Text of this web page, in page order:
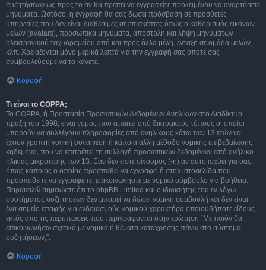
συζητήσεων ως προς το αν θα πρέπει να εγγραφείτε προκειμένου να αναρτήσετε
μηνύματα. Ωστόσο, η εγγραφή θα σας δώσει πρόσβαση σε πρόσθετες
υπηρεσίες που δεν είναι διαθέσιμες σε επισκέπτες όπως ο καθορισμός εικόνων
μελών (avatars), προσωπικά μηνύματα, αποστολή και λήψη μηνυμάτων
ηλεκτρονικού ταχυδρομείου από και προς άλλα μέλη, ένταξη σε ομάδα μελών,
κλπ. Χρειάζονται μόνο μερικά λεπτά για την εγγραφή σας οπότε σας
συμβουλεύουμε να το κάνετε.
Κορυφή
Τι είναι το COPPA;
Το COPPA, ή Προστασία Προσωπικών Δεδομένων Ανηλίκων στο Διαδίκτυο,
πράξη του 1998, είναι νόμος που απαιτεί από δικτυακούς τόπους οι οποίοι
μπορούν να συλλέγουν πληροφορίες από ανηλίκους κάτω των 13 ετών να
έχουν γραπτή γονική συναίνεση ή κάποια άλλη μέθοδο νομικής επιβεβαίωσης
κηδεμόνα, που να επιτρέπει τη συλλογή προσωπικών δεδομένων από ανήλικο
ηλικίας μικρότερης των 13. Εάν δεν είστε σίγουρος (-η) αν αυτό ισχύει για σας,
όπως κάποιος ο οποίος προσπαθεί να εγγραφεί ή στην ιστοσελίδα που
προσπαθείτε να εγγραφείτε, επικοινωνήστε με νομικό σύμβουλο για βοήθεια.
Παρακαλώ σημειώστε ότι το phpBB Limited και ο ιδιοκτήτης του εν λόγω
συστήματος συζητήσεων δεν μπορεί να δώσει νομική συμβουλή και δεν είναι
ένα σημείο επαφής για ενδοιασμούς νομικού χαρακτήρα οποιουδήποτε είδους,
εκτός από τις περιπτώσεις που περιγράφονται στην ερώτηση “Με ποιόν θα
επικοινωνήσω σχετικά με νομικά ή θέματα κατάχρησης πάνω στο σύστημα
συζητήσεων;”.
Κορυφή